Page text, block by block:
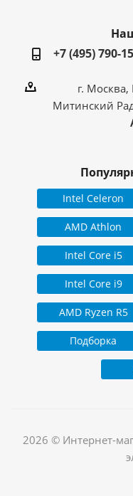
+7 (495) 790-
г.
Митинский
Intel Celeron
AMD Athlon
Intel Core i5
Intel Core i9
AMD Ryzen R5
Подборка
2026 © Интернет-